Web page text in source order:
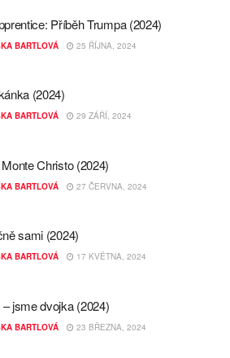
Příběh Trumpa (2024)
BARTLOVÁ 25 ŘÍJNA, 2024
(2024)
BARTLOVÁ 29 ZÁŘÍ, 2024
Christo (2024)
BARTLOVÁ 27 ČERVNA, 2024
sami (2024)
BARTLOVÁ 17 KVĚTNA, 2024
jsme dvojka (2024)
BARTLOVÁ 23 BŘEZNA, 2024